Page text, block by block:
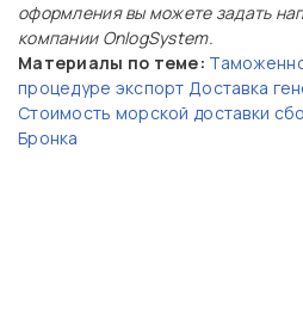
оформления вы можете задать
компании OnlogSystem.
Материалы по теме:
процедуре экспорт Доставка
Стоимость морской доставки
Бронка